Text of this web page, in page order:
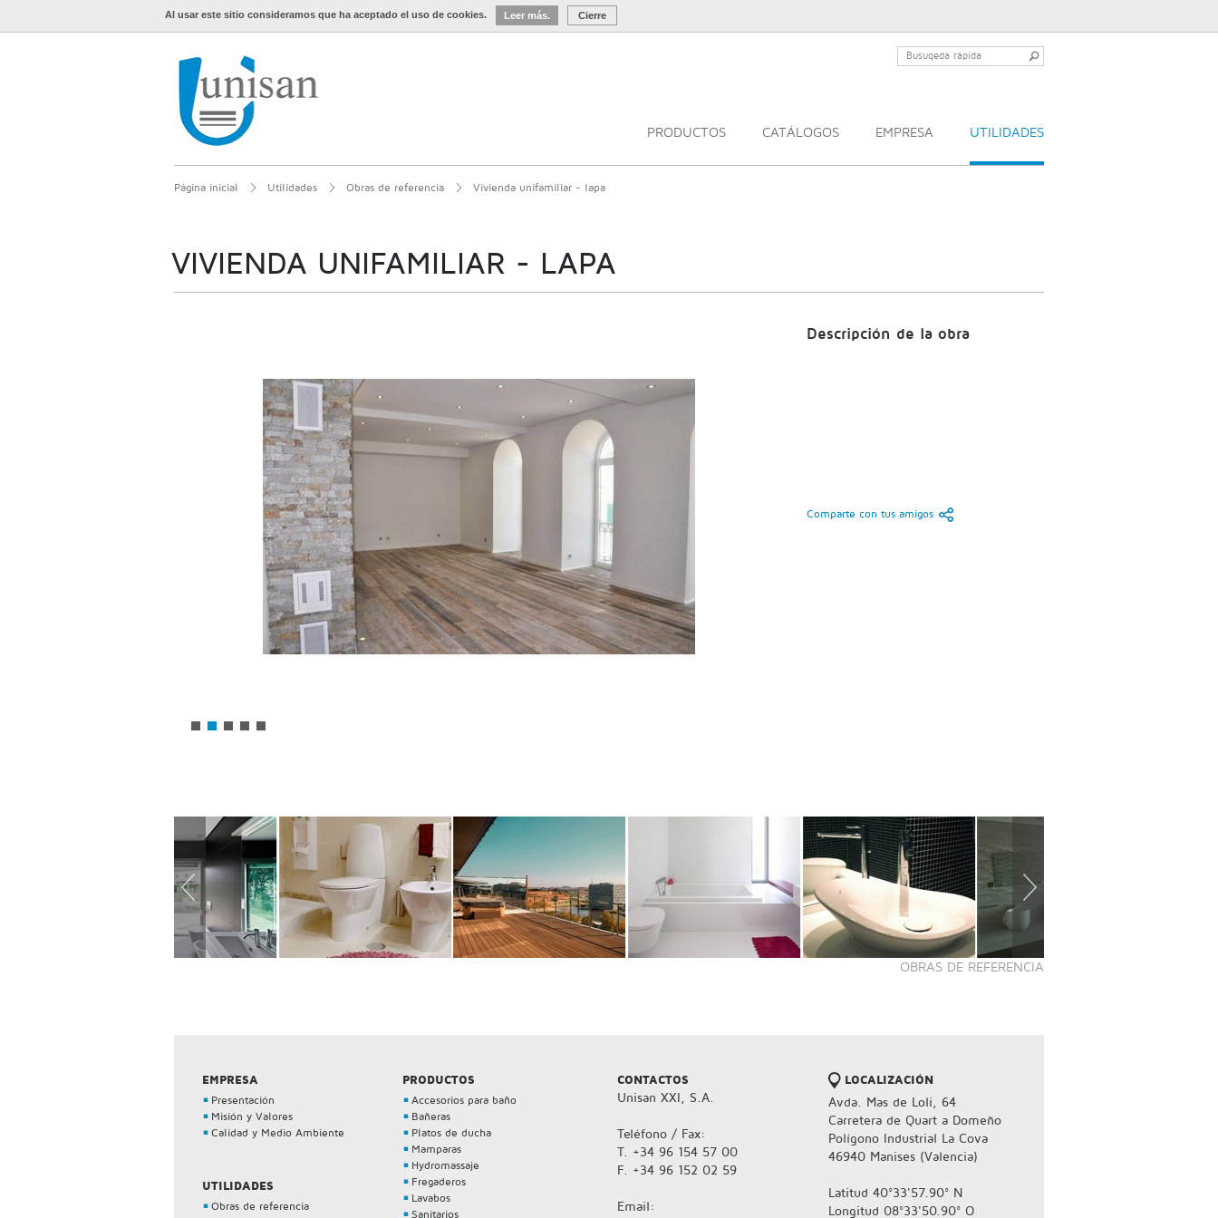
Al usar este sitio consideramos que ha aceptado el uso de cookies. Leer más. Cierre
PRODUCTOS CATÁLOGOS EMPRESA UTILIDADES
Página inicial Utilidades Obras de referencia Vivienda unifamiliar - lapa
VIVIENDA UNIFAMILIAR - LAPA
Descripción de la obra
Comparte con tus amigos
OBRAS DE REFERENCIA
EMPRESA
Presentación
Misión y Valores
Calidad y Medio Ambiente
UTILIDADES
Obras de referencia
PRODUCTOS
Accesorios para baño
Bañeras
Platos de ducha
Mamparas
Hydromassaje
Fregaderos
Lavabos
Sanitarios
CONTACTOS
Unisan XXI, S.A.
Teléfono / Fax:
T. +34 96 154 57 00
F. +34 96 152 02 59
Email:
LOCALIZACIÓN
Avda. Mas de Loli, 64
Carretera de Quart a Domeño
Polígono Industrial La Cova
46940 Manises (Valencia)
Latitud 40°33'57.90° N
Longitud 08°33'50.90° O